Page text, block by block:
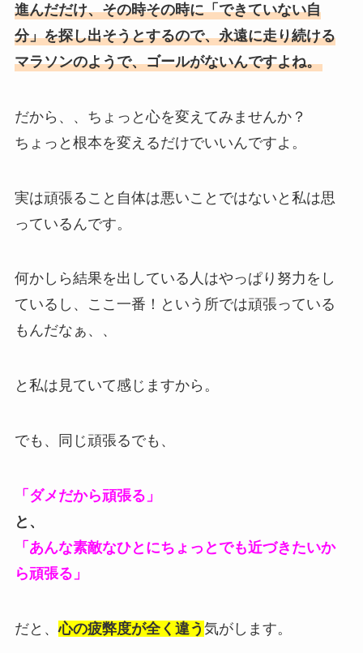
進んだだけ、その時その時に「できていない自
分」を探し出そうとするので、永遠に走り続ける
マラソンのようで、ゴールがないんですよね。
だから、、ちょっと心を変えてみませんか？
ちょっと根本を変えるだけでいいんですよ。
実は頑張ること自体は悪いことではないと私は思
っているんです。
何かしら結果を出している人はやっぱり努力をし
ているし、ここ一番！という所では頑張っている
もんだなぁ、、
と私は見ていて感じますから。
でも、同じ頑張るでも、
「ダメだから頑張る」
と、
「あんな素敵なひとにちょっとでも近づきたいか
ら頑張る」
だと、心の疲弊度が全く違う 気がします。